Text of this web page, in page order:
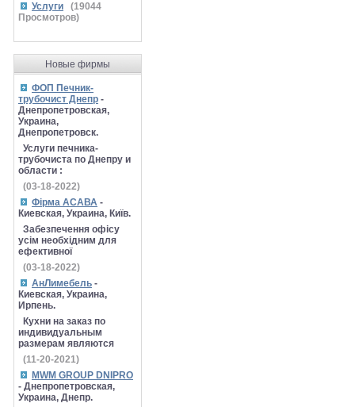
Услуги (19044
Просмотров)
Новые фирмы
ФОП Печник-
трубочист Днепр -
Днепропетровская,
Украина,
Днепропетровск.
Услуги печника-
трубочиста по Днепру и
области :
(03-18-2022)
Фірма АСАВА -
Киевская, Украина, Київ.
Забезпечення офісу
усім необхідним для
ефективної
(03-18-2022)
АнЛимебель -
Киевская, Украина,
Ирпень.
Кухни на заказ по
индивидуальным
размерам являются
(11-20-2021)
MWM GROUP DNIPRO
- Днепропетровская,
Украина, Днепр.